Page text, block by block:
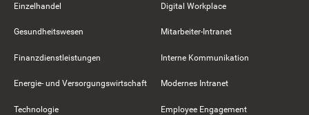
Einzelhandel
Gesundheitswesen
Finanzdienstleistungen
Energie- und Versorgungswirtschaft
Technologie
Digital Workplace
Mitarbeiter-Intranet
Interne Kommunikation
Modernes Intranet
Employee Engagement